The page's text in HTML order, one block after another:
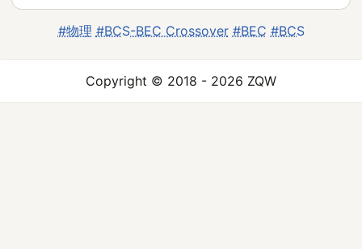
#物理 #BCS-BEC Crossover #BEC #BCS
Copyright © 2018 - 2026 ZQW